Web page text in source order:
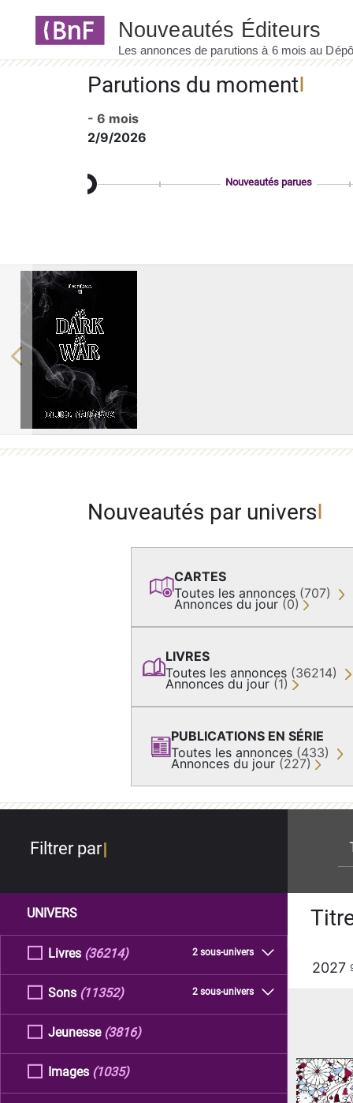
Parutions du moment
- 6 mois
2/9/2026
Nouveautés parues
Previous
Nouveautés par univers
CARTES
Toutes les annonces (707)
Annonces du jour (0)
LIVRES
Toutes les annonces (36214)
Annonces du jour (1)
PUBLICATIONS EN SÉRIE
Toutes les annonces (433)
Annonces du jour (227)
Filtrer par
UNIVERS
Livres 2 sous-univers
(36214)
Sons 2 sous-univers
(11352)
Jeunesse (3816)
Images (1035)
2027